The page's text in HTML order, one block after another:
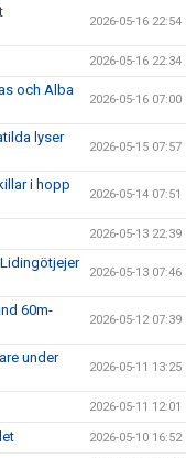
2026-05-16 22:54
2026-05-16 22:34
och Alba
2026-05-16 07:00
lyser
2026-05-15 07:57
i hopp
2026-05-14 07:51
2026-05-13 22:39
2026-05-13 07:46
60m-
2026-05-12 07:39
under
2026-05-11 13:25
2026-05-11 12:01
2026-05-10 16:52